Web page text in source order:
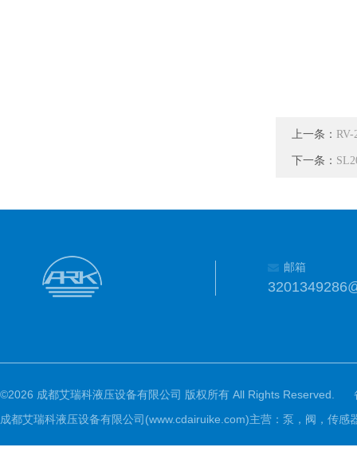
上一条：
下一条：
邮箱
©2026 成都艾瑞科液压设备有限公司 版权所有 All Rights Reserved.
成都艾瑞科液压设备有限公司(www.cdairuike.com)主营：泵，阀，传